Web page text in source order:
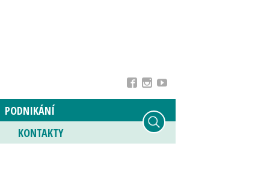
PODNIKÁNÍ
KONTAKTY